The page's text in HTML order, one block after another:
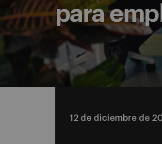
para
12 de diciembre de